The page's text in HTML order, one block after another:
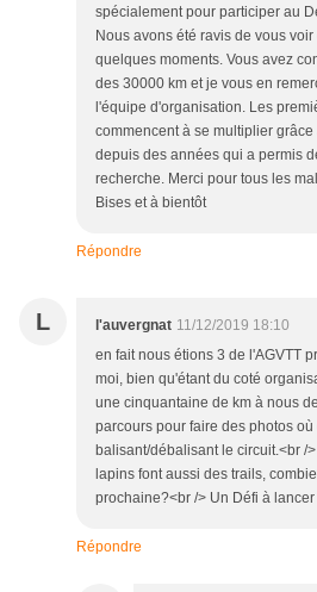
spécialement pour participer au
Nous avons été ravis de vous
quelques moments. Vous avez
des 30000 km et je vous en
l'équipe d'organisation. Les
commencent à se multiplier
depuis des années qui a permis
recherche. Merci pour tous les
Bises et à bientôt
Répondre
L l'auvergnat 11/12/2019 18:10
en fait nous étions 3 de l'AGVTT
moi, bien qu'étant du coté
une cinquantaine de km à nous
parcours pour faire des photos
balisant/débalisant le circuit.<br /
lapins font aussi des trails,
prochaine?<br /> Un Défi à lancer
Répondre